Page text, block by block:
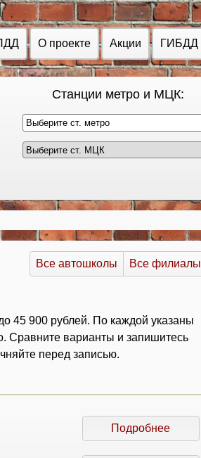
О проекте Акции ГИБДД
Станции метро и МЦК:
Выберите ст. метро
Все автошколы Все филиалы
45 900 рублей. По каждой указаны
Сравните варианты и запишитесь
перед записью.
Подробнее